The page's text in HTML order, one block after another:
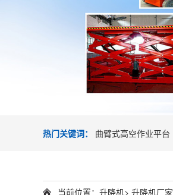
热门关键词： 曲臂式高空作业平台
当前位置： 升降机> 升降机厂家